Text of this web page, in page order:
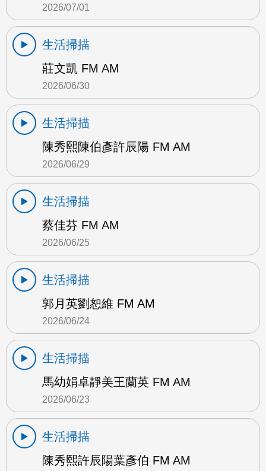
2026/07/01
生活掃描
莊文凱 FM AM
2026/06/30
生活掃描
陳秀熙陳伯彥許辰陽 FM AM
2026/06/29
生活掃描
蔡佳芬 FM AM
2026/06/25
生活掃描
郭月英劉恕維 FM AM
2026/06/24
生活掃描
馬幼娟卓靜美王蘭英 FM AM
2026/06/23
生活掃描
陳秀熙許辰陽葉彥伯 FM AM